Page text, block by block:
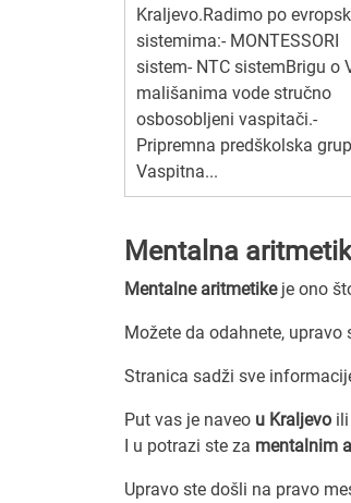
Kraljevo.Radimo po
sistemima:- MONTESSORI
sistem- NTC sistemBrigu o
mališanima vode stručno
osbosobljeni vaspitači.-
Pripremna predškolska
Vaspitna...
Mentalna
Mentalne aritmetikeje ono
Možete da odahnete, upravo
Stranica sadži sve
Put vas je naveo u Kraljevo
I u potrazi ste za mentalnim
Upravo ste došli na pravo